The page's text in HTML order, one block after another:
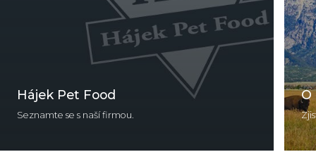
Hájek Pet Food
Seznamte se s naší firmou.
O